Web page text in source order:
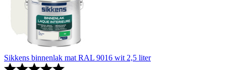
Sikkens binnenlak mat RAL 9016 wit 2,5 liter